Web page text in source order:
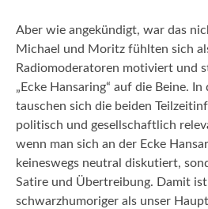
Aber wie angekündigt, war das
Michael und Moritz fühlten sich
Radiomoderatoren motiviert und
„Ecke Hansaring“ auf die Beine.
tauschen sich die beiden
politisch und gesellschaftlich
wenn man sich an der Ecke
keineswegs neutral diskutiert,
Satire und Übertreibung. Damit
schwarzhumoriger als unser